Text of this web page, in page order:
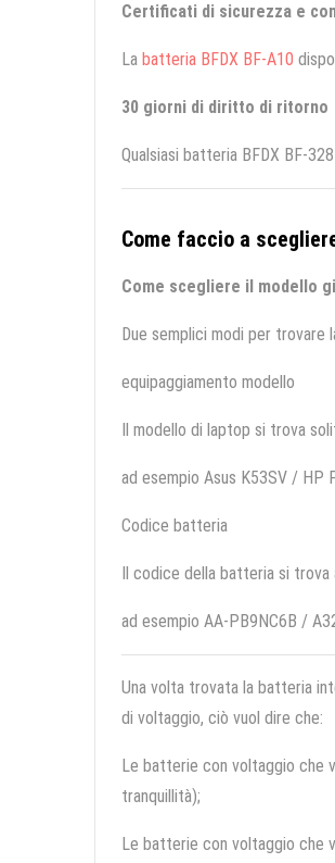
Certificati di sicurezza e
La batteria BFDX BF-A10
30 giorni di diritto di ritorno
Qualsiasi batteria BFDX BF-
Come faccio a
Come scegliere il modello
Due semplici modi per
equipaggiamento modello
Il modello di laptop si trova
ad esempio Asus K53SV / HP
Codice batteria
Il codice della batteria si
ad esempio AA-PB9NC6B /
Una volta trovata la batteria
di voltaggio, ciò vuol dire che:
Le batterie con voltaggio che
tranquillità);
Le batterie con voltaggio che